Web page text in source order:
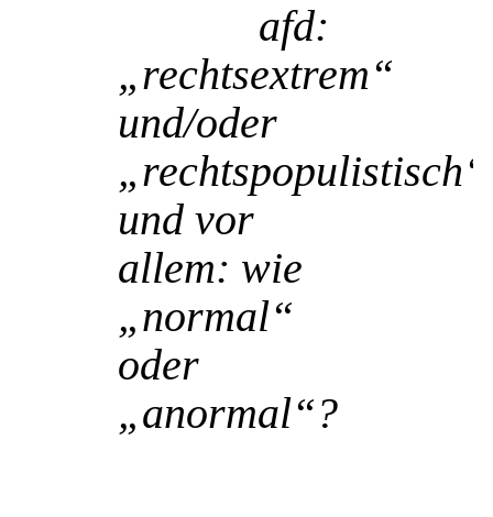
afd:
„rechtsextrem“
und/oder
„rechtspopulistisch“
und vor
allem: wie
„normal“
oder
„anormal“?